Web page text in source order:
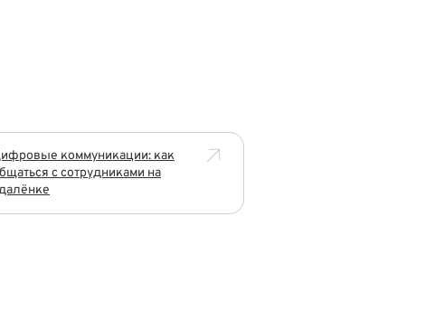
коммуникации: как
с сотрудниками на